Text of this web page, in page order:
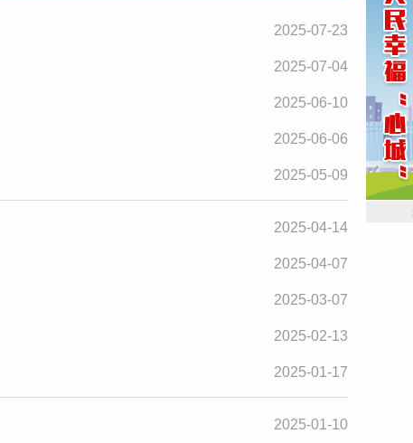
2025-07-23
2025-07-04
2025-06-10
2025-06-06
2025-05-09
2025-04-14
2025-04-07
2025-03-07
2025-02-13
2025-01-17
2025-01-10